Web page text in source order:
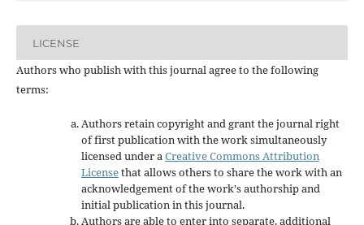
LICENSE
Authors who publish with this journal agree to the following
terms:
Authors retain copyright and grant the journal right
of first publication with the work simultaneously
licensed under aCreative Commons Attribution
Licensethat allows others to share the work with an
acknowledgement of the work's authorship and
initial publication in this journal.
Authors are able to enter into separate, additional